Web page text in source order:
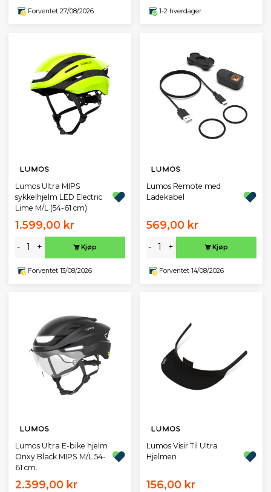
Forventet 27/08/2026 1-2 hverdager
Lumos Ultra MIPS
sykkelhjelm LED Electric
Lime M/L (54-61 cm)
1.599,00 kr
- + Kjøp
Forventet 13/08/2026
Lumos Remote med
Ladekabel
569,00 kr
- + Kjøp
Forventet 14/08/2026
Lumos Ultra E-bike hjelm
Onxy Black MIPS M/L 54-
61 cm.
2.399,00 kr
Lumos Visir Til Ultra
Hjelmen
156,00 kr